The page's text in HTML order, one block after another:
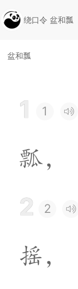
绕口令 盆和瓢
盆和瓢
1 1
瓢，
2 2
摇，